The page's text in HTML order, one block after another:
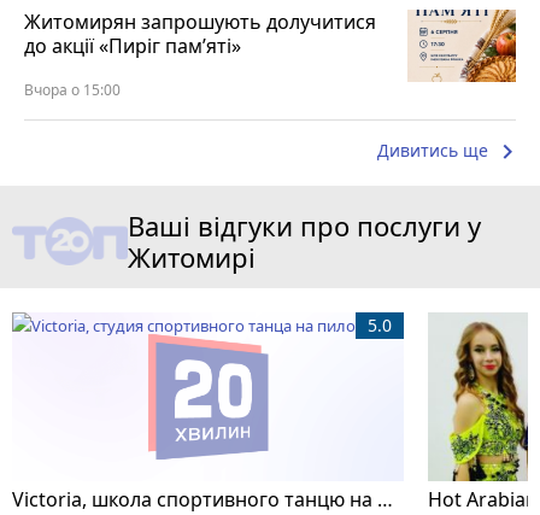
Житомирян запрошують долучитися
до акції «Пиріг пам’яті»
Вчора о 15:00
Дивитись ще keyboard_arrow_right
Ваші відгуки про послуги у
Житомирі
Victoria, школа спортивного танцю на пілоні
5.0